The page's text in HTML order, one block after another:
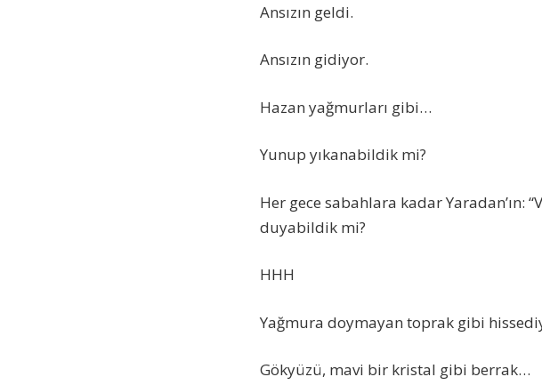
Ansızın geldi.
Ansızın gidiyor.
Hazan yağmurları gibi…
Yunup yıkanabildik mi?
Her gece sabahlara kadar Yaradan’ın:
duyabildik mi?
HHH
Yağmura doymayan toprak gibi
Gökyüzü, mavi bir kristal gibi berrak…